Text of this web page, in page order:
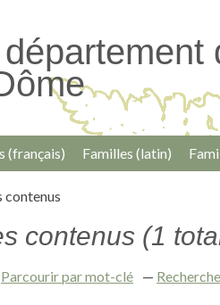
(français) Familles (latin)
contenus
contenus (1
Parcourir par mot-clé